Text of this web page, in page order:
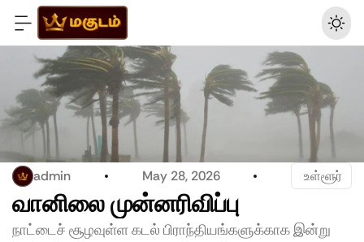
admin May 28, 2026 உள்ளூர்
வானிலை முன்னரிவிப்பு
நாட்டைச் சூழவுள்ள கடல் பிராந்தியங்களுக்காக இன்று